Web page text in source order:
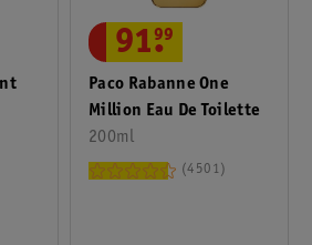
Paco Rabanne One
Million Eau De Toilette
200ml
91.
99
4501